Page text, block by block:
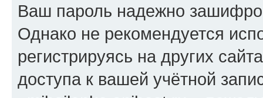
Ваш пароль надежно
Однако не рекомендуется
регистрируясь на других
доступа к вашей учётной